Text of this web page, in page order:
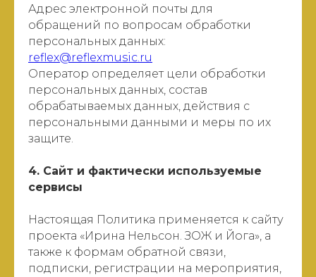
Адрес электронной почты для
обращений по вопросам обработки
персональных данных:
reflex@reflexmusic.ru
Оператор определяет цели обработки
персональных данных, состав
обрабатываемых данных, действия с
персональными данными и меры по их
защите.
4. Сайт и фактически используемые
сервисы
Настоящая Политика применяется к сайту
проекта «Ирина Нельсон. ЗОЖ и Йога», а
также к формам обратной связи,
подписки, регистрации на мероприятия,